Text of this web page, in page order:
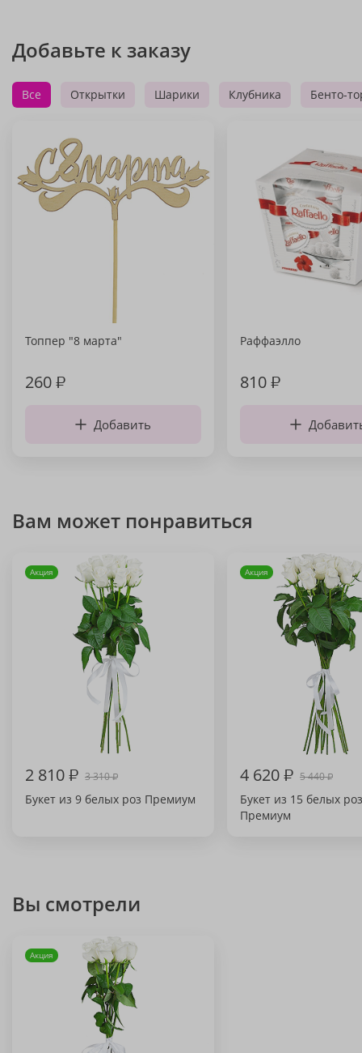
Добавьте к заказу
Все Открытки Шарики Клубника Бенто-
Топпер "8 марта"
260₽
Добавить
Раффаэлло
810₽
Вам может понравиться
Акция
2 810₽ 3 310₽
Букет из 9 белых роз Премиум
Акция
4 620₽ 5 440₽
Букет из 15 белых роз
Премиум
Вы смотрели
Акция